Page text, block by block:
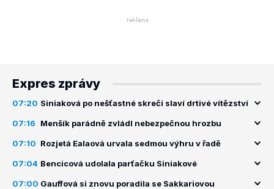
Expres zprávy
07:20 Siniaková po nešťastné skreči slaví drtivé vítězství
07:16 Menšík parádně zvládl nebezpečnou hrozbu
07:10 Rozjetá Ealaová urvala sedmou výhru v řadě
07:04 Bencicová udolala parťačku Siniakové
07:00 Gauffová si znovu poradila se Sakkariovou